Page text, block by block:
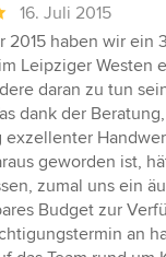
16. Juli 2015
2015 haben wir ein
Leipziger Westen
daran zu tun
dank der
exzellenter
geworden ist,
zumal uns ein
Budget zur
an